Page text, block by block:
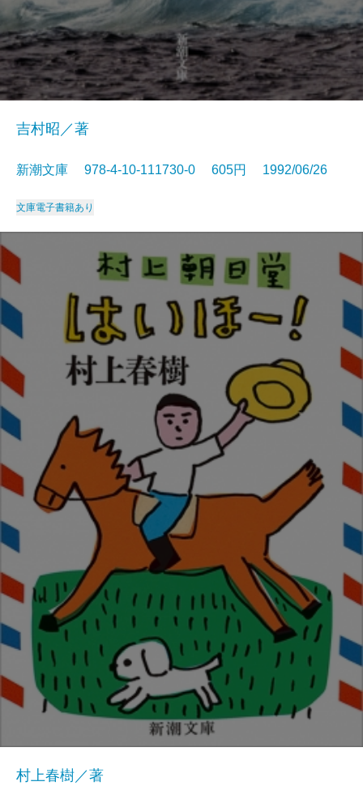
吉村昭／著
新潮文庫 978-4-10-111730-0 605円 1992/06/26
文庫電子書籍あり
村上春樹／著